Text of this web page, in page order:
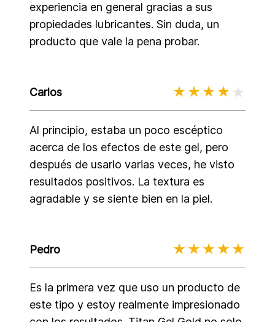
experiencia en general gracias a sus
propiedades lubricantes. Sin duda, un
producto que vale la pena probar.
Carlos
Al principio, estaba un poco escéptico
acerca de los efectos de este gel, pero
después de usarlo varias veces, he visto
resultados positivos. La textura es
agradable y se siente bien en la piel.
Pedro
Es la primera vez que uso un producto de
este tipo y estoy realmente impresionado